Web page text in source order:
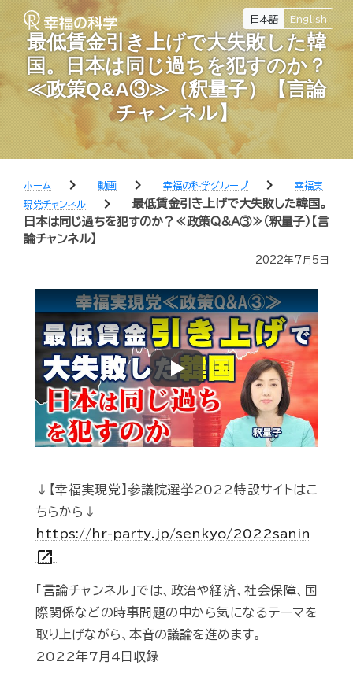
日本語 English
最低賃金引き上げで大失敗した韓
国。日本は同じ過ちを犯すのか？
≪政策Q&A③≫（釈量子）【言論
チャンネル】
ホーム chevron_right 動画 chevron_right 幸福の科学グループ chevron_right
幸福実
現党チャンネル
chevron_right
最低賃金引き上げで大失敗した韓国。
日本は同じ過ちを犯すのか？≪政策Q&A③≫（釈量子）【言
論チャンネル】
2022年7月5日
Play
↓【幸福実現党】参議院選挙2022特設サイトはこ
ちらから↓
https://hr-party.jp/senkyo/2022sanin
open_in_new
「言論チャンネル」では、政治や経済、社会保障、国
際関係などの時事問題の中から気になるテーマを
取り上げながら、本音の議論を進めます。
2022年7月4日収録